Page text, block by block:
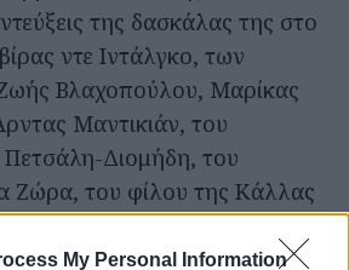
My Personal Information
της δασκάλας της στο
ντε Ιντάλγκο, των
Βλαχοπούλου, Μαρίκας
Μαντικιάν, του
Διομήδη, του
Ζώρα, του φίλου της Κάλλας
Ρέυ Μόργκαν κ.ά. Τέλος,
πολύτιμες μαρτυρίες